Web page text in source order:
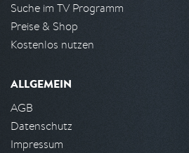
Suche im TV Programm
Preise & Shop
Kostenlos nutzen
ALLGEMEIN
AGB
Datenschutz
Impressum